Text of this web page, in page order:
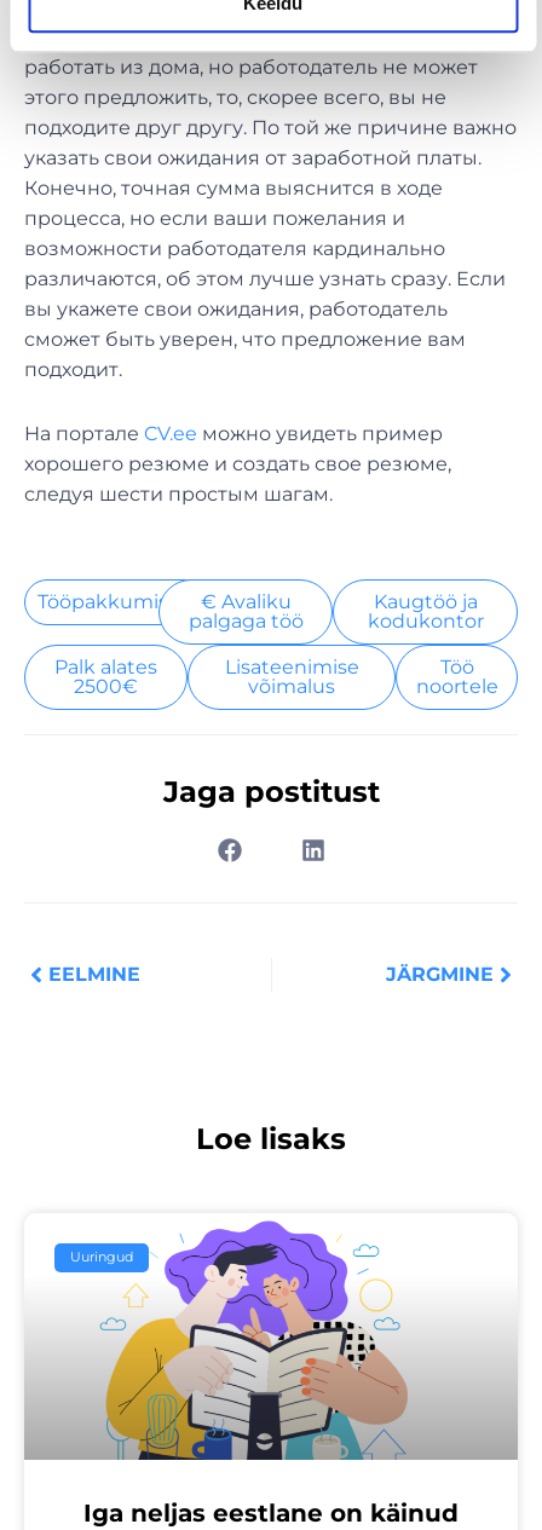
ожидания от новой работы. Если для вас очень
важно иметь возможность время от времени
работать из дома, но работодатель не может
этого предложить, то, скорее всего, вы не
подходите друг другу. По той же причине важно
указать свои ожидания от заработной платы.
Конечно, точная сумма выяснится в ходе
процесса, но если ваши пожелания и
возможности работодателя кардинально
различаются, об этом лучше узнать сразу. Если
вы укажете свои ожидания, работодатель
сможет быть уверен, что предложение вам
подходит.
На портале CV.ee можно увидеть пример
хорошего резюме и создать свое резюме,
следуя шести простым шагам.
Tööpakkumised
€ Avaliku
palgaga töö
Kaugtöö ja
kodukontor
Palk alates
2500€
Lisateenimise
võimalus
Töö
noortele
Jaga postitust
EELMINE JÄRGMINE
Loe lisaks
Uuringud
Iga neljas eestlane on käinud